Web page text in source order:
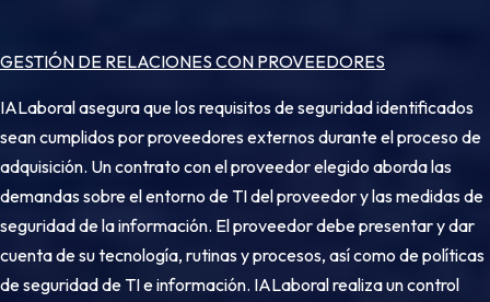
GESTIÓN DE RELACIONES CON PROVEEDORES
IALaboral asegura que los requisitos de seguridad identificados
sean cumplidos por proveedores externos durante el proceso de
adquisición. Un contrato con el proveedor elegido aborda las
demandas sobre el entorno de TI del proveedor y las medidas de
seguridad de la información. El proveedor debe presentar y dar
cuenta de su tecnología, rutinas y procesos, así como de políticas
de seguridad de TI e información. IALaboral realiza un control